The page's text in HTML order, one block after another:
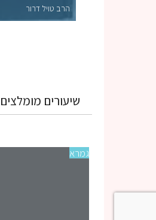
הרב טויל דרור
שיעורים מומלצים
גמרא